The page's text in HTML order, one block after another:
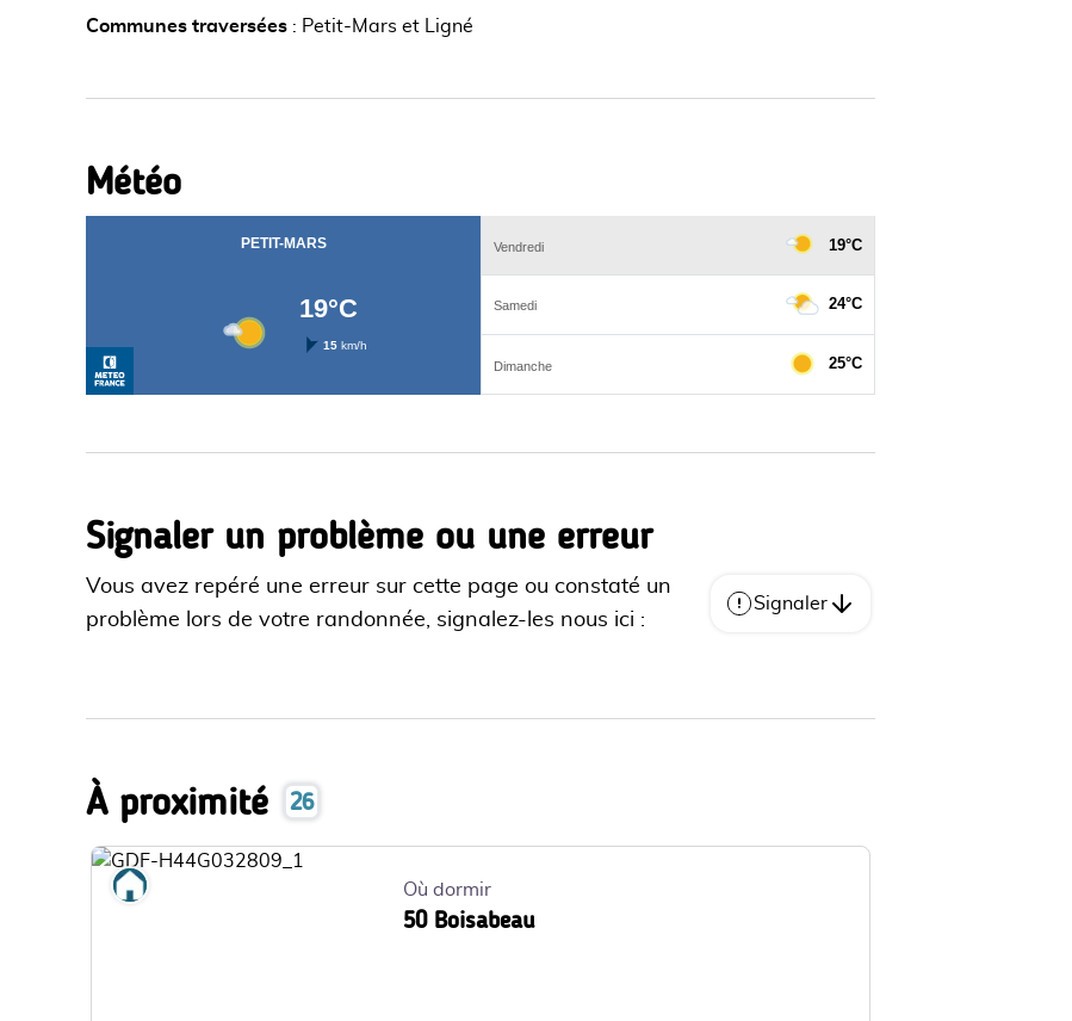
Communes traversées : Petit-Mars et Ligné
Météo
Signaler un problème ou une erreur
Vous avez repéré une erreur sur cette page ou constaté un
problème lors de votre randonnée, signalez-les nous ici :
Signaler
À proximité 26
Où dormir
50 Boisabeau